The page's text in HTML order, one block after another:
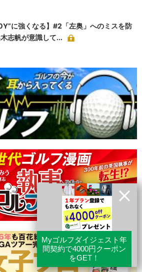
に強くなる】#2「左奥」へのミスを防
志帆が意識して...